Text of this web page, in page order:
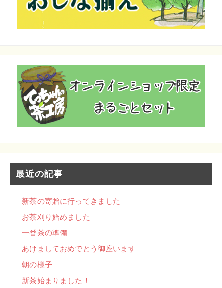
最近の記事
新茶の寄贈に行ってきました
お茶刈り始めました
一番茶の準備
あけましておめでとう御座います
朝の様子
新茶始まりました！